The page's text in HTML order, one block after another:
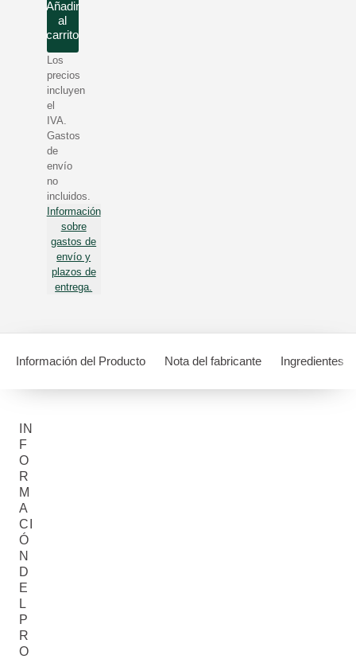
Añadir
al
carrito
Los
precios
incluyen
el
IVA.
Gastos
de
envío
no
incluidos.
Información
sobre
gastos de
envío y
plazos de
entrega.
Información del Producto Nota del fabricante Ingredientes
IN
F
O
R
M
A
CI
Ó
N
D
E
L
P
R
O